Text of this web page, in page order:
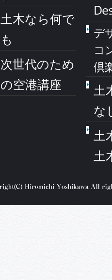
土木なら何で
も
次世代のため
の空港講座
デ
コ
倶
土
な
土
土